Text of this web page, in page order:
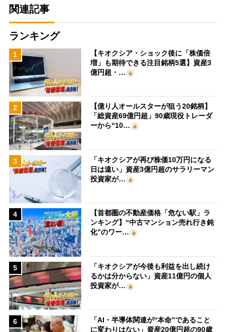
関連記事
ランキング
1
【キオクシア・ショック後に「株価倍
増」も期待できる注目銘柄5選】資産3
億円超・…
2
【億り人オールスターが狙う20銘柄】
「総資産69億円超」90歳現役トレーダ
ーから“10…
3
「キオクシアが再び株価10万円になる
日は遠い」資産3億円超のサラリーマン
投資家が…
4
【首都圏の不動産価格「危ない駅」ラ
ンキング】“中古マンション売れ行き鈍
化”のワー…
5
「キオクシアが今後も利益を出し続け
るかは分からない」資産11億円の個人
投資家が…
6
「AI・半導体関連が“本命”であること
に変わりはない」資産20億円超の90歳